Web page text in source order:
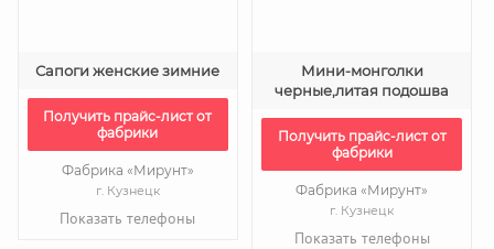
Сапоги женские зимние
Получить прайс-лист от
фабрики
Фабрика «Мирунт»
г. Кузнецк
Показать телефоны
Мини-монголки
черные,литая подошва
Получить прайс-лист от
фабрики
Фабрика «Мирунт»
г. Кузнецк
Показать телефоны